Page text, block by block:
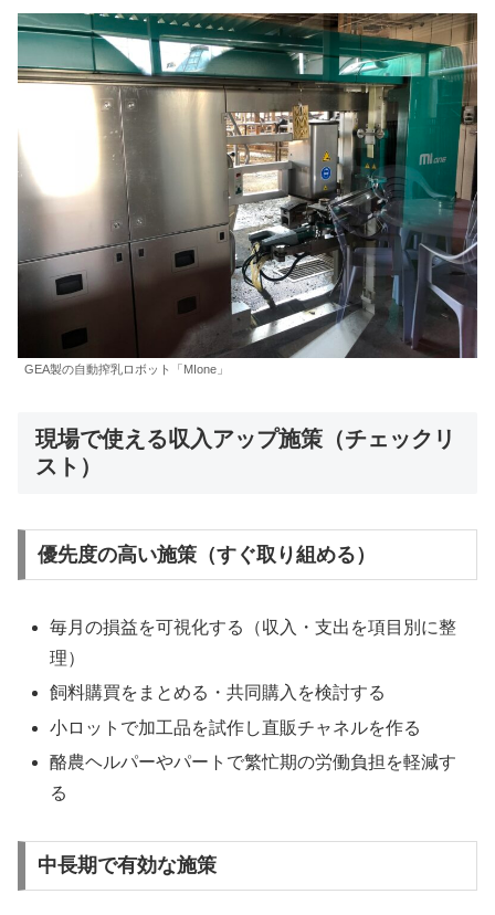
GEA製の自動搾乳ロボット「MIone」
現場で使える収入アップ施策（チェックリ
スト）
優先度の高い施策（すぐ取り組める）
毎月の損益を可視化する（収入・支出を項目別に整
理）
飼料購買をまとめる・共同購入を検討する
小ロットで加工品を試作し直販チャネルを作る
酪農ヘルパーやパートで繁忙期の労働負担を軽減す
る
中長期で有効な施策